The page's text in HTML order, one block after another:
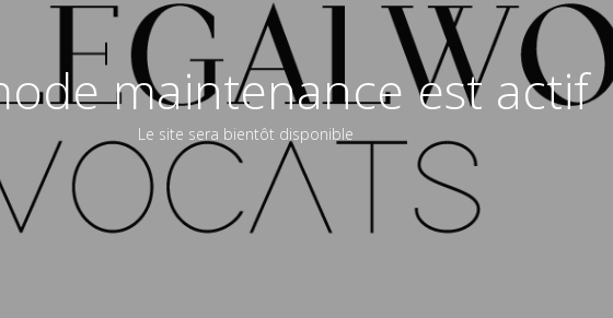
maintenance est actif
Le site sera bientôt disponible